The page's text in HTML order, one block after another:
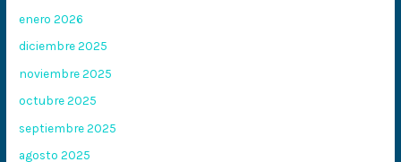
enero 2026
diciembre 2025
noviembre 2025
octubre 2025
septiembre 2025
agosto 2025